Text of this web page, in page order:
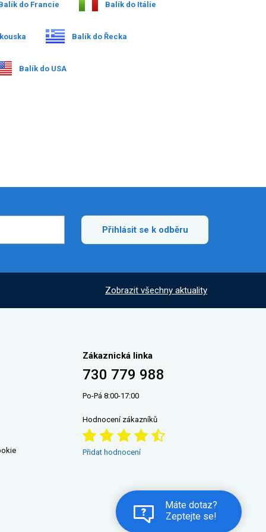
do Francie Balík do Itálie
Balík do Řecka
Balík do USA
Přihlásit se k odběru
Zobrazit všechny aktuality
Zákaznická linka
730 779 988
Po-Pá 8:00-17:00
Hodnocení zákazníků
Přidat hodnocení
Máte dotaz?
Zeptejte se!